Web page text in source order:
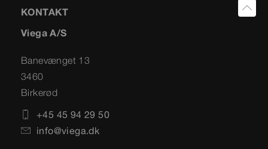
KONTAKT
Viega A/S
Banevænget 13
3460
Birkerød
+45 45 94 29 50
info@viega.dk